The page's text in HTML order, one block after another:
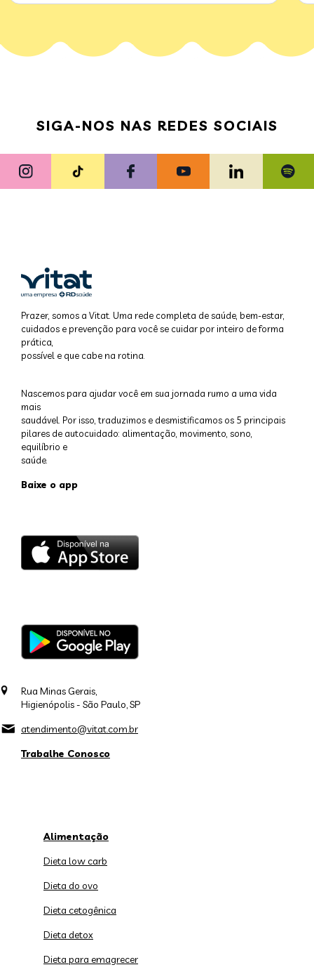
SIGA-NOS NAS REDES SOCIAIS
Prazer, somos a Vitat. Uma rede completa de saúde, bem-estar,
cuidados e prevenção para você se cuidar por inteiro de forma
prática,
possível e que cabe na rotina.
Nascemos para ajudar você em sua jornada rumo a uma vida
mais
saudável. Por isso, traduzimos e desmistificamos os 5 principais
pilares de autocuidado: alimentação, movimento, sono,
equilíbrio e
saúde.
Baixe o app
Rua Minas Gerais,
Higienópolis - São Paulo, SP
atendimento@vitat.com.br
Trabalhe Conosco
Alimentação
Dieta low carb
Dieta do ovo
Dieta cetogênica
Dieta detox
Dieta para emagrecer